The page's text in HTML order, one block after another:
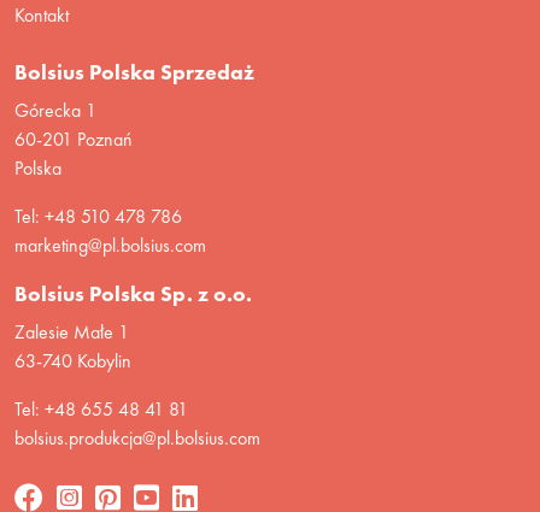
Kontakt
Bolsius Polska Sprzedaż
Górecka 1
60-201 Poznań
Polska
Tel: +48 510 478 786
marketing@pl.bolsius.com
Bolsius Polska Sp. z o.o.
Zalesie Małe 1
63-740 Kobylin
Tel: +48 655 48 41 81
bolsius.produkcja@pl.bolsius.com